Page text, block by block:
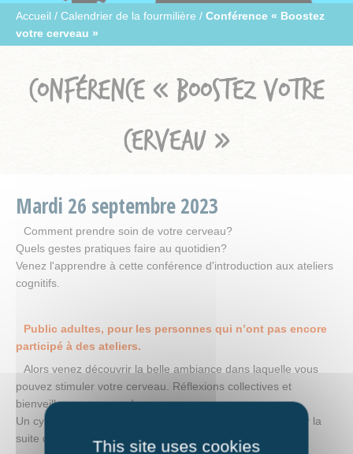
Accueil / Calendrier de la fourmilière / Conférence « Boostez
votre cerveau »
CONFÉRENCE « BOOSTEZ VOTRE
CERVEAU »
Mardi 26 septembre2023
Comment prendre soin de votre cerveau?
Quels gestes pratiques faire au quotidien?
Venez l'apprendre à cette conférence d'introduction aux ateliers
cognitifs.
Public adultes, pour les personnes qui n’ont pas encore
participé à des ateliers.
Alors venez découvrir la belle ambiance dans laquelle vous
pouvez stimuler votre cerveau. Réflexions collectives et
bienveillance au menu !
Un cycle d’ateliers cognitifs de 8 séances sera proposé par la
suite du 03/10 au 05/12. Inscriptions à venir.
This site uses cookies